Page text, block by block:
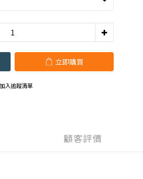
立即購買
加入追蹤清單
顧客評價